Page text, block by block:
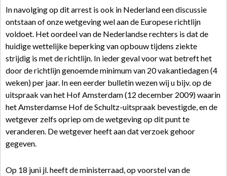
In navolging op dit arrest is ook in Nederland een discussie
ontstaan of onze wetgeving wel aan de Europese richtlijn
voldoet. Het oordeel van de Nederlandse rechters is dat de
huidige wettelijke beperking van opbouw tijdens ziekte
strijdig is met de richtlijn. In ieder geval voor wat betreft het
door de richtlijn genoemde minimum van 20 vakantiedagen (4
weken) per jaar. In een eerder bulletin wezen wij u bijv. op de
uitspraak van het Hof Amsterdam (12 december 2009) waarin
het Amsterdamse Hof de Schultz-uitspraak bevestigde, en de
wetgever zelfs opriep om de wetgeving op dit punt te
veranderen. De wetgever heeft aan dat verzoek gehoor
gegeven.
Op 18 juni jl. heeft de ministerraad, op voorstel van de